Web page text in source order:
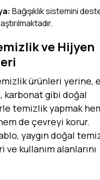
Bağışıklık sistemini
ve Hijyen
ürünleri yerine,
karbonat gibi doğal
temizlik yapmak
hem de çevreyi korur.
yaygın doğal
ve kullanım alanlarını